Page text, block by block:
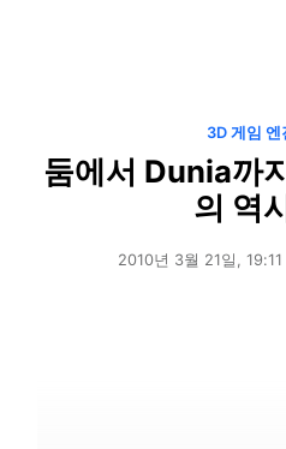
3D 게임 엔
둠에서 Dunia까
의 역
2010년 3월 21일, 19:11